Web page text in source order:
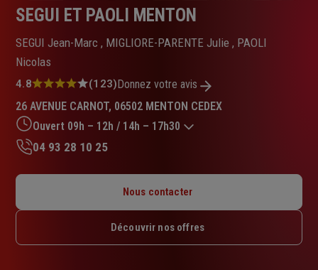
SEGUI ET PAOLI MENTON
SEGUI Jean-Marc , MIGLIORE-PARENTE Julie , PAOLI
Nicolas
Note
4.8
sur
5
étoiles
4.8 (123)Donnez votre avis
26 AVENUE CARNOT, 06502 MENTON CEDEX
Ouvert 09h – 12h / 14h – 17h30
Mardi : 09h – 12h / 14h – 18h
Jeudi : 09h – 12h / 14h – 18h
04 93 28 10 25
Nous contacter
Découvrir nos offres